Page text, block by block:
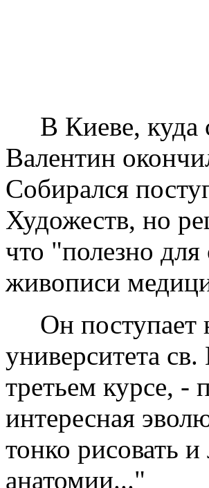
В Киеве, куда
Валентин
Собирался
Художеств, но
что "полезно
живописи
Он поступает
университета
третьем курсе,
интересная
тонко рисовать
анатомии..."